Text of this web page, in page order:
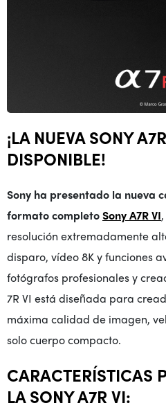
¡LA NUEVA SONY
DISPONIBLE!
Sony ha presentado la nueva
formato completoSony A7R VI
resolución extremadamente
disparo, vídeo 8K y funciones
fotógrafos profesionales y
7R VI está diseñada para
máxima calidad de imagen,
solo cuerpo compacto.
CARACTERÍSTICAS
LA SONY A7R VI: